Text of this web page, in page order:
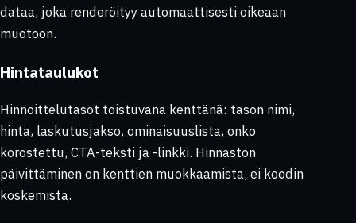
dataa, joka renderöityy automaattisesti oikeaan
muotoon.
Hintataulukot
Hinnoittelutasot toistuvana kenttänä: tason nimi,
hinta, laskutusjakso, ominaisuuslista, onko
korostettu, CTA-teksti ja -linkki. Hinnaston
päivittäminen on kenttien muokkaamista, ei koodin
koskemista.